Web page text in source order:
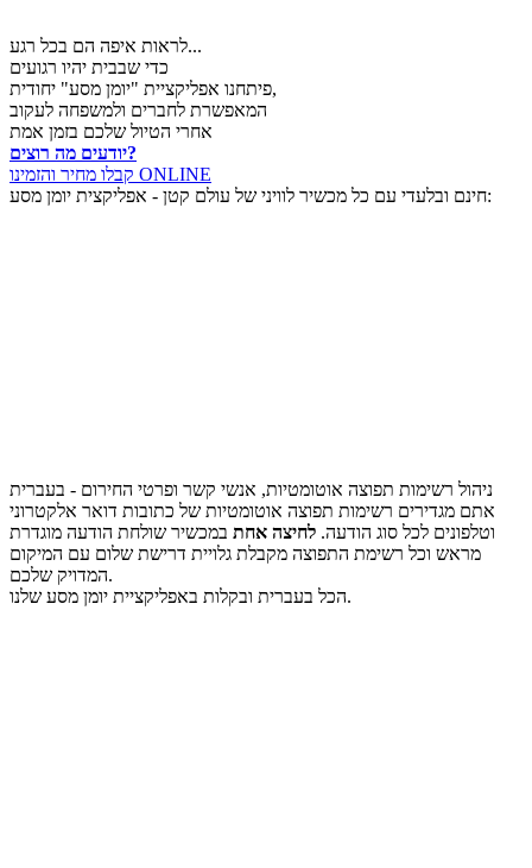
לראות איפה הם בכל רגע...
כדי שבבית יהיו רגועים
פיתחנו אפליקציית "יומן מסע" יחודית,
המאפשרת לחברים ולמשפחה לעקוב
אחרי הטיול שלכם בזמן אמת
יודעים מה רוצים?
קבלו מחיר והזמינו ONLINE
חינם ובלעדי עם כל מכשיר לוויני של עולם קטן - אפליקצית יומן מסע:
ניהול רשימות תפוצה אוטומטיות, אנשי קשר ופרטי החירום - בעברית
אתם מגדירים רשימות תפוצה אוטומטיות של כתובות דואר אלקטרוני
וטלפונים לכל סוג הודעה. לחיצה אחת במכשיר שולחת הודעה מוגדרת
מראש וכל רשימת התפוצה מקבלת גלויית דרישת שלום עם המיקום
המדויק שלכם.
הכל בעברית ובקלות באפליקציית יומן מסע שלנו.